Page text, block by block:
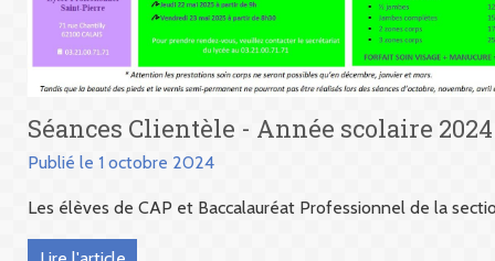
Séances Clientèle - Année scolaire 2024
Publié le 1 octobre 2024
Les élèves de CAP et Baccalauréat Professionnel de la